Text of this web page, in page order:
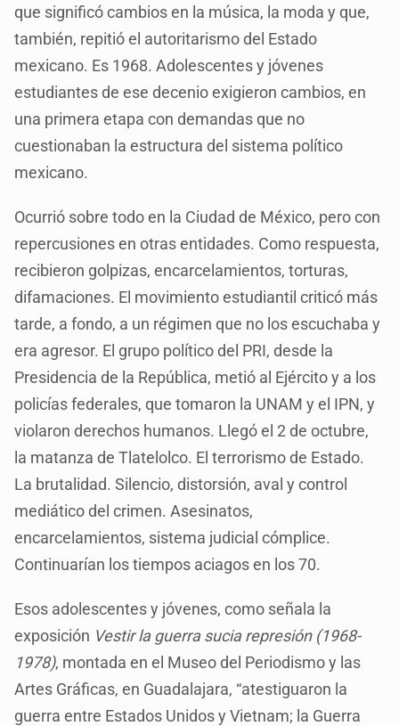
que significó cambios en la música, la moda y que,
también, repitió el autoritarismo del Estado
mexicano. Es 1968. Adolescentes y jóvenes
estudiantes de ese decenio exigieron cambios, en
una primera etapa con demandas que no
cuestionaban la estructura del sistema político
mexicano.
Ocurrió sobre todo en la Ciudad de México, pero con
repercusiones en otras entidades. Como respuesta,
recibieron golpizas, encarcelamientos, torturas,
difamaciones. El movimiento estudiantil criticó más
tarde, a fondo, a un régimen que no los escuchaba y
era agresor. El grupo político del PRI, desde la
Presidencia de la República, metió al Ejército y a los
policías federales, que tomaron la UNAM y el IPN, y
violaron derechos humanos. Llegó el 2 de octubre,
la matanza de Tlatelolco. El terrorismo de Estado.
La brutalidad. Silencio, distorsión, aval y control
mediático del crimen. Asesinatos,
encarcelamientos, sistema judicial cómplice.
Continuarían los tiempos aciagos en los 70.
Esos adolescentes y jóvenes, como señala la
exposición Vestir la guerra sucia represión (1968-
1978), montada en el Museo del Periodismo y las
Artes Gráficas, en Guadalajara, “atestiguaron la
guerra entre Estados Unidos y Vietnam; la Guerra